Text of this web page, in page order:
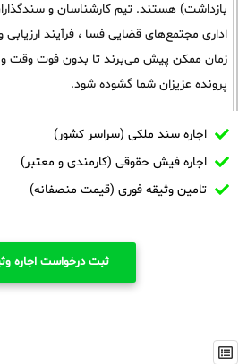
بازداشت) هستند. تیم کارشناسان و
اداری مجتمع‌های قضایی فسا ، فرآیند ارزیابی
زمان ممکن پیش می‌برند تا بدون فوت وقت و
پرونده عزیزان شما گشوده شود.
اجاره سند ملکی (سراسر کشور)
اجاره فیش حقوقی (کارمندی و معتبر)
تامین وثیقه فوری (قیمت منصفانه)
ثبت درخواست اجاره